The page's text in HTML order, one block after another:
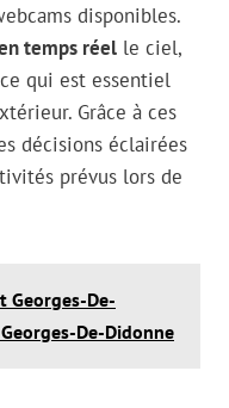
disponibles.
temps réel le ciel,
qui est essentiel
Grâce à ces
décisions éclairées
prévus lors de
Georges-De-
De-Didonne